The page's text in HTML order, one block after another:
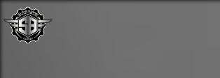
Panneau de gestion des cookies